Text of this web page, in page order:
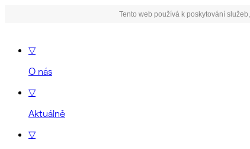
Tento web používá k poskytování
▽
O nás
▽
Aktuálně
▽